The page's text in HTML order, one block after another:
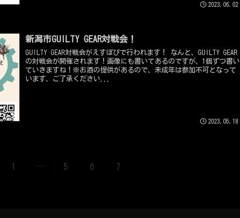
2023.06.02
新潟市GUILTY GEAR対戦会！
GUILTY GEAR対戦会がえすぽぴで行われます！ なんと、GUILTY GEAR
の対戦会が開催されます！画像にも書いてあるのですが、1個ずつ書い
ていきますね！※お酒の提供があるので、未成年は参加不可となって
います、ご了承ください...
2023.05.18
1 … 5 6 7